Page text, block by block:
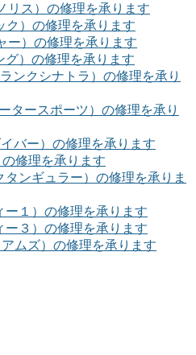
リス）の修理を承ります
ク）の修理を承ります
ー）の修理を承ります
グ）の修理を承ります
ランクシナトラ）の修理を承り
タースポーツ）の修理を承り
バー）の修理を承ります
修理を承ります
タンギュラー）の修理を承りま
ー１）の修理を承ります
ー３）の修理を承ります
ムズ）の修理を承ります